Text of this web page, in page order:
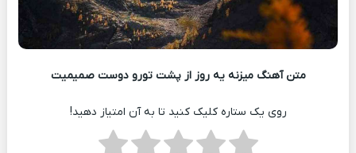
متن آهنگ میزنه یه روز از پشت تورو دوست صمیمیت
روی یک ستاره کلیک کنید تا به آن امتیاز دهید!